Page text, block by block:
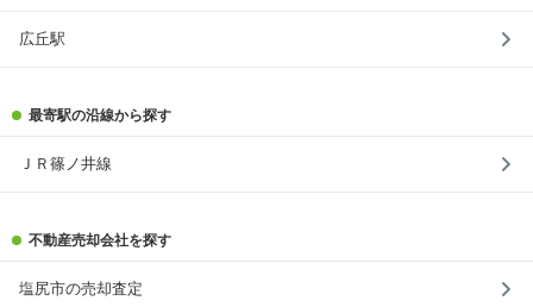
広丘駅
最寄駅の沿線から探す
ＪＲ篠ノ井線
不動産売却会社を探す
塩尻市の売却査定